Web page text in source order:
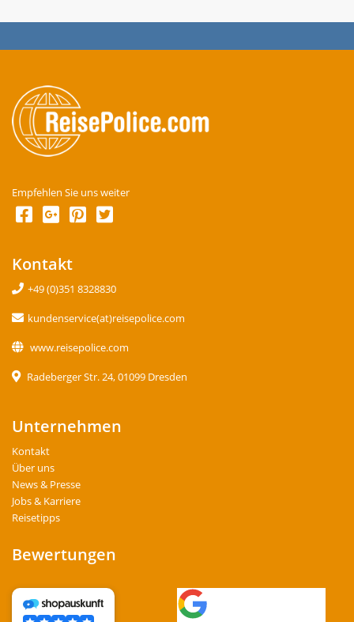
Empfehlen Sie uns weiter
Kontakt
+49 (0)351 8328830
kundenservice(at)reisepolice.com
www.reisepolice.com
Radeberger Str. 24, 01099 Dresden
Unternehmen
Kontakt
Über uns
News & Presse
Jobs & Karriere
Reisetipps
Bewertungen